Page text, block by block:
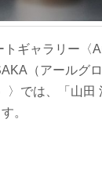
トギャラリー〈
（アールグ
〉では、「山田
。